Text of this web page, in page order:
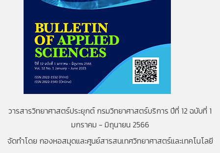
วารสารวิทยาศาสตร์ประยุกต์ กรมวิทยาศาสตร์บริการ ปีที่ 12 ฉบับที่ 1
มกราคม - มิถุนายน 2566
จัดทำโดย กองหอสมุดและศูนย์สารสนเทศวิทยาศาสตร์และเทคโนโลยี